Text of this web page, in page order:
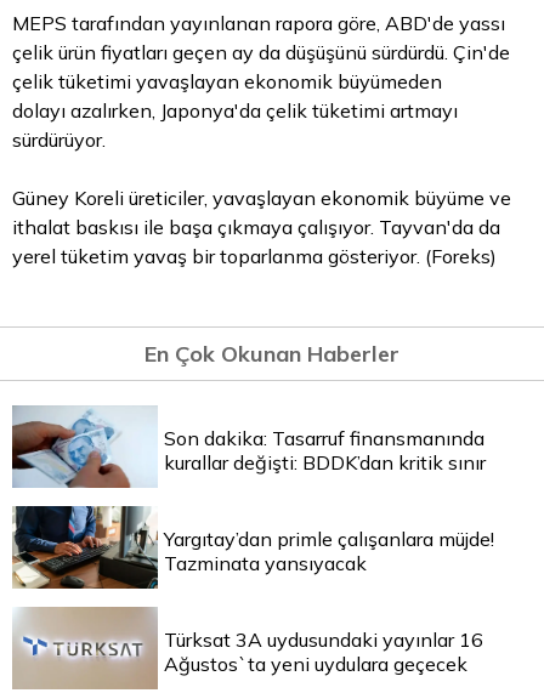
MEPS tarafından yayınlanan rapora göre, ABD'de yassı
çelik ürün fiyatları geçen ay da düşüşünü sürdürdü. Çin'de
çelik tüketimi yavaşlayan ekonomik büyümeden
dolayı azalırken, Japonya'da çelik tüketimi artmayı
sürdürüyor.
Güney Koreli üreticiler, yavaşlayan ekonomik büyüme ve
ithalat baskısı ile başa çıkmaya çalışıyor. Tayvan'da da
yerel tüketim yavaş bir toparlanma gösteriyor. (Foreks)
En Çok Okunan Haberler
Son dakika: Tasarruf finansmanında
kurallar değişti: BDDK’dan kritik sınır
Yargıtay’dan primle çalışanlara müjde!
Tazminata yansıyacak
Türksat 3A uydusundaki yayınlar 16
Ağustos`ta yeni uydulara geçecek